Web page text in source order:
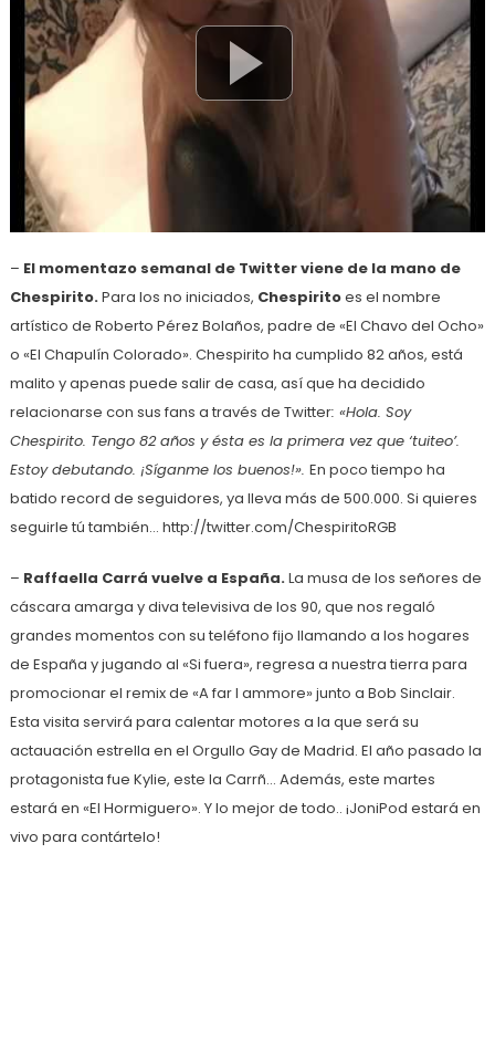
– El momentazo semanal de Twitter viene de la mano de
Chespirito.Para los no iniciados, Chespiritoes el nombre
artístico de Roberto Pérez Bolaños, padre de «El Chavo del Ocho»
o «El Chapulín Colorado». Chespirito ha cumplido 82 años, está
malito y apenas puede salir de casa, así que ha decidido
relacionarse con sus fans a través de Twitter: «Hola. Soy
Chespirito. Tengo 82 años y ésta es la primera vez que ‘tuiteo’.
Estoy debutando. ¡Síganme los buenos!». En poco tiempo ha
batido record de seguidores, ya lleva más de 500.000. Si quieres
seguirle tú también… http://twitter.com/ChespiritoRGB
– Raffaella Carrá vuelve a España.La musa de los señores de
cáscara amarga y diva televisiva de los 90, que nos regaló
grandes momentos con su teléfono fijo llamando a los hogares
de España y jugando al «Si fuera», regresa a nuestra tierra para
promocionar el remix de «A far l ammore» junto a Bob Sinclair.
Esta visita servirá para calentar motores a la que será su
actauación estrella en el Orgullo Gay de Madrid. El año pasado la
protagonista fue Kylie, este la Carrñ… Además, este martes
estará en «El Hormiguero». Y lo mejor de todo.. ¡JoniPod estará en
vivo para contártelo!